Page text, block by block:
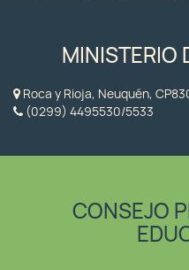
MINISTERIO
Roca y Rioja, Neuquén,
(0299) 4495530/5533
CONSEJO